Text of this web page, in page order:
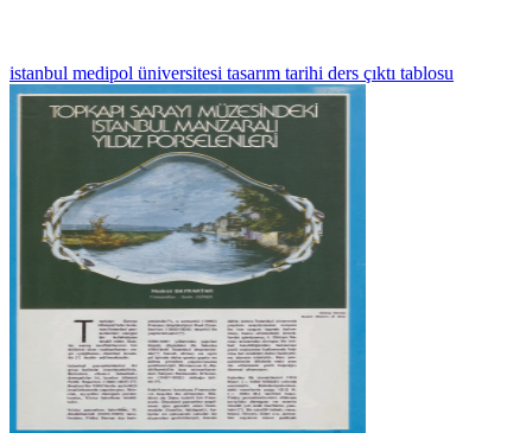
istanbul medipol üniversitesi tasarım tarihi ders çıktı tablosu